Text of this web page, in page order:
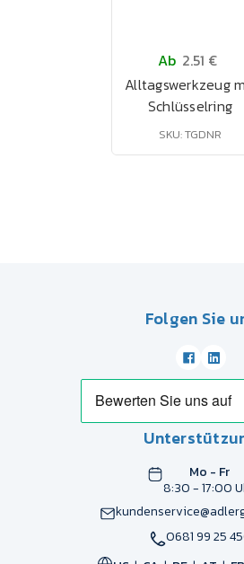
Ab 2.51 €
Alltagswerkzeug
Schlüsselring
SKU: TGDNR
Folgen Sie
Mo - Fr
8:30 - 17:00
0681 99 25